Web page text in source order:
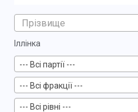
Іллінка
--- Всі партії ---
--- Всі фракції ---
--- Всі рівні ---